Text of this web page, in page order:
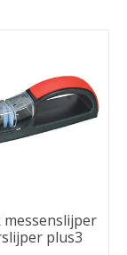
messenslijper
plus3